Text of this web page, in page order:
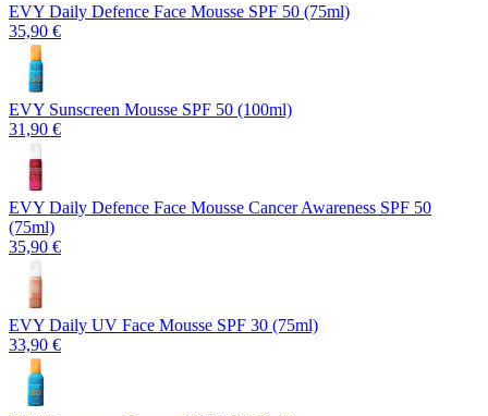
EVY Daily Defence Face Mousse SPF 50 (75ml)
35,90 €
EVY Sunscreen Mousse SPF 50 (100ml)
31,90 €
EVY Daily Defence Face Mousse Cancer Awareness SPF 50
(75ml)
35,90 €
EVY Daily UV Face Mousse SPF 30 (75ml)
33,90 €